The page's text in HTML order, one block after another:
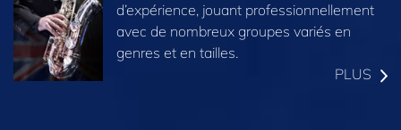
d’expérience, jouant professionnellement
avec de nombreux groupes variés en
genres et en tailles.
PLUS